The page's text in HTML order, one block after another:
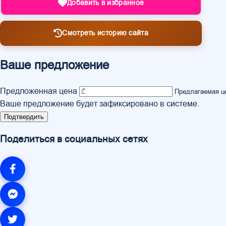
Добавить в избранное
Смотреть историю сайта
Ваше предложение
Предложенная цена Предлагаемая
Ваше предложение будет зафиксировано в системе.
Подтвердить
Поделиться в социальных сетях